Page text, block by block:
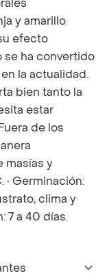
y amarillo
efecto
se ha convertido
la actualidad.
bien tanto la
estar
de los
masías y
• Germinación:
clima y
7 a 40 días.